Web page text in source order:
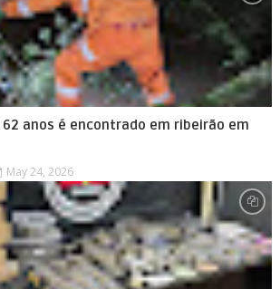
62 anos é encontrado em ribeirão em
May 24, 2026